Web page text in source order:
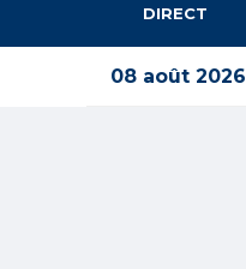
DIRECT
08 août 2026